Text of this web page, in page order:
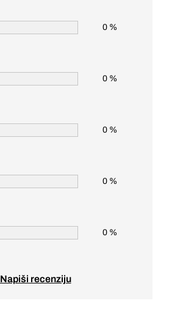
0 %
0 %
0 %
0 %
0 %
Napiši recenziju